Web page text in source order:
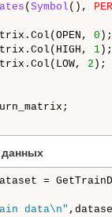
( Symbol (),
0 );
1 );
2 );
=
data\n"